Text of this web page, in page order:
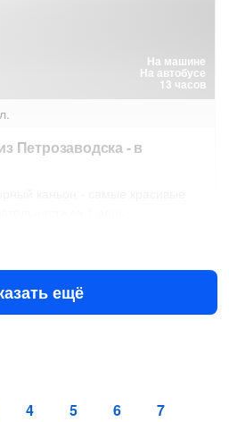
На машине
На автобусе
13 часов
Петрозаводска - в
ещё
4 5 6 7